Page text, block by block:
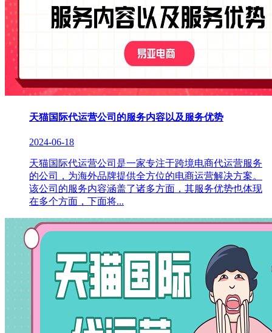
天猫国际代运营公司的服务内容以及服务优势
2024-06-18
天猫国际代运营公司是一家专注于跨境电商代运营服务
的公司，为海外品牌提供全方位的电商运营解决方案。
该公司的服务内容涵盖了诸多方面，其服务优势也体现
在多个方面，下面将...